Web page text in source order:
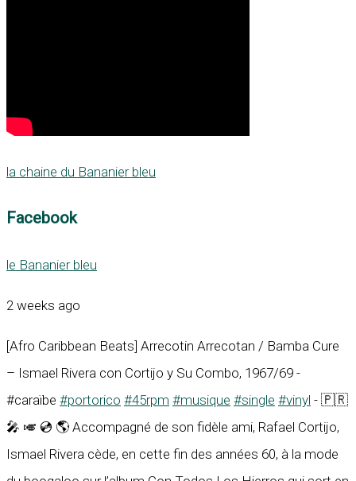
la chaine du Bananier bleu
Facebook
le Bananier bleu
2 weeks ago
[Afro Caribbean Beats] Arrecotin Arrecotan / Bamba Cure
– Ismael Rivera con Cortijo y Su Combo, 1967/69 -
#caraïbe #portorico #45rpm #musique #single #vinyl - 🇵🇷
🎤 🎺 💿 🌎 Accompagné de son fidèle ami, Rafael Cortijo,
Ismael Rivera cède, en cette fin des années 60, à la mode